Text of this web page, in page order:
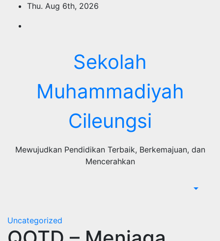
content
Thu. Aug 6th, 2026
Sekolah
Muhammadiyah
Cileungsi
Mewujudkan Pendidikan Terbaik, Berkemajuan, dan
Mencerahkan
Uncategorized